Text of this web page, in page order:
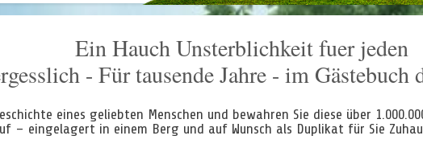
Ein Hauch Unsterblichkeit fuer jeden
- Für tausende Jahre - im Gästebuch
eines geliebten Menschen und bewahren Sie diese über
– eingelagert in einem Berg und auf Wunsch als Duplikat für Sie